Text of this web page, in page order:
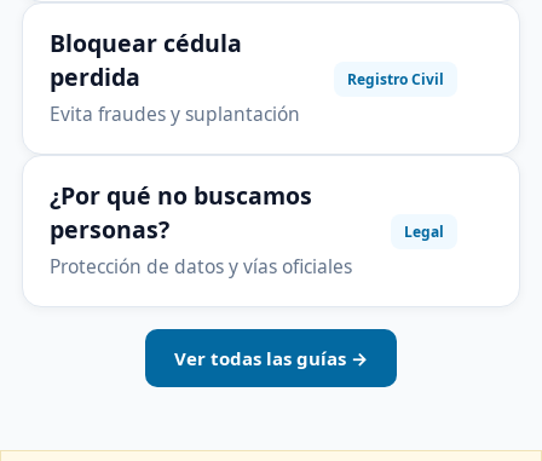
Bloquear cédula
perdida
Evita fraudes y suplantación
Registro Civil
¿Por qué no buscamos
personas?
Protección de datos y vías oficiales
Legal
Ver todas las guías →